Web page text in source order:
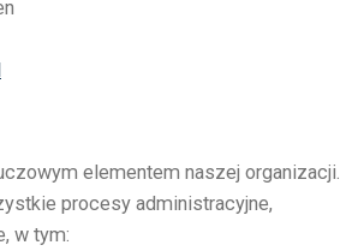
elementem naszej organizacji.
procesy administracyjne,
w tym: